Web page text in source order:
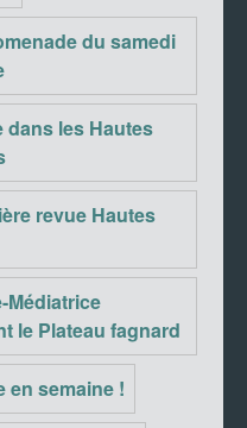
du samedi
dans les Hautes
revue Hautes
Médiatrice
le Plateau fagnard
en semaine !